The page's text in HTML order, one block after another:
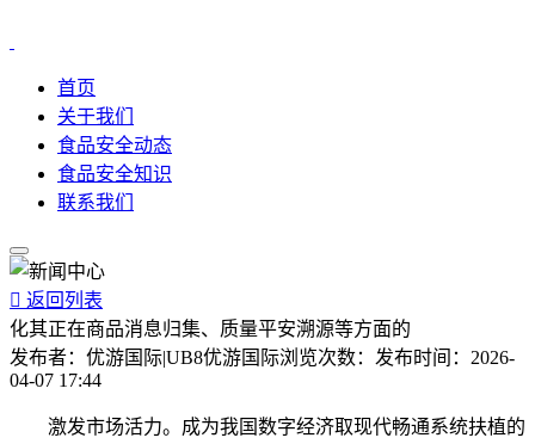
首页
关于我们
食品安全动态
食品安全知识
联系我们
 返回列表
化其正在商品消息归集、质量平安溯源等方面的
发布者： 优游国际|UB8优游国际浏览次数： 发布时间： 2026-
04-07 17:44
激发市场活力。成为我国数字经济取现代畅通系统扶植的